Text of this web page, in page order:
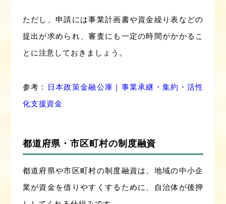
ただし、申請には事業計画書や資金繰り表などの
提出が求められ、審査にも一定の時間がかかるこ
とに注意しておきましょう。
参考： 日本政策金融公庫｜事業承継・集約・活性
化支援資金
都道府県・市区町村の制度融資
都道府県や市区町村の制度融資は、地域の中小企
業が資金を借りやすくするために、自治体が後押